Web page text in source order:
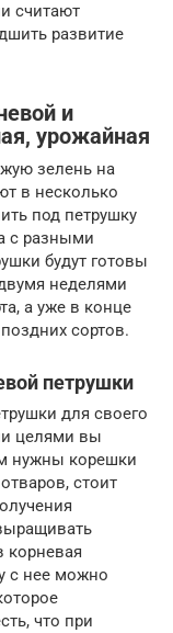
считают
развитие
и
урожайная
зелень на
в несколько
под петрушку
с разными
будут готовы
неделями
а уже в конце
сортов.
петрушки
для своего
целями вы
нужны корешки
стоит
корневая
с нее можно
что при